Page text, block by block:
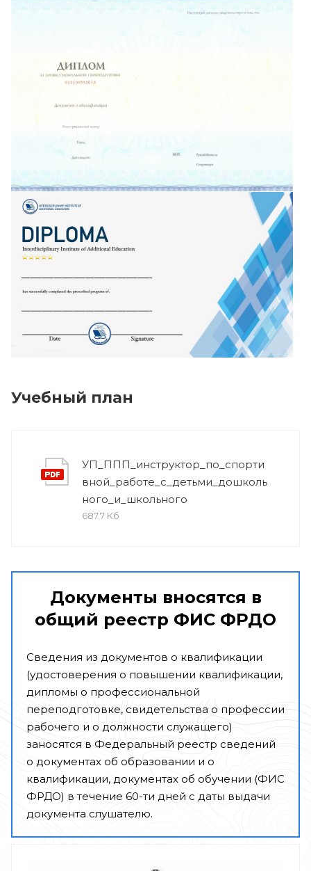
Учебный план
УП_ППП_инструктор_по_спорти
вной_работе_с_детьми_дошколь
ного_и_школьного
687.7 Кб
Документы вносятся в
общий реестр ФИС ФРДО
Сведения из документов о квалификации
(удостоверения о повышении квалификации,
дипломы о профессиональной
переподготовке, свидетельства о профессии
рабочего и о должности служащего)
заносятся в Федеральный реестр сведений
о документах об образовании и о
квалификации, документах об обучении (ФИС
ФРДО) в течение 60-ти дней с даты выдачи
документа слушателю.